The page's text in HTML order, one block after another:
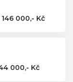
146 000,- Kč
000,- Kč